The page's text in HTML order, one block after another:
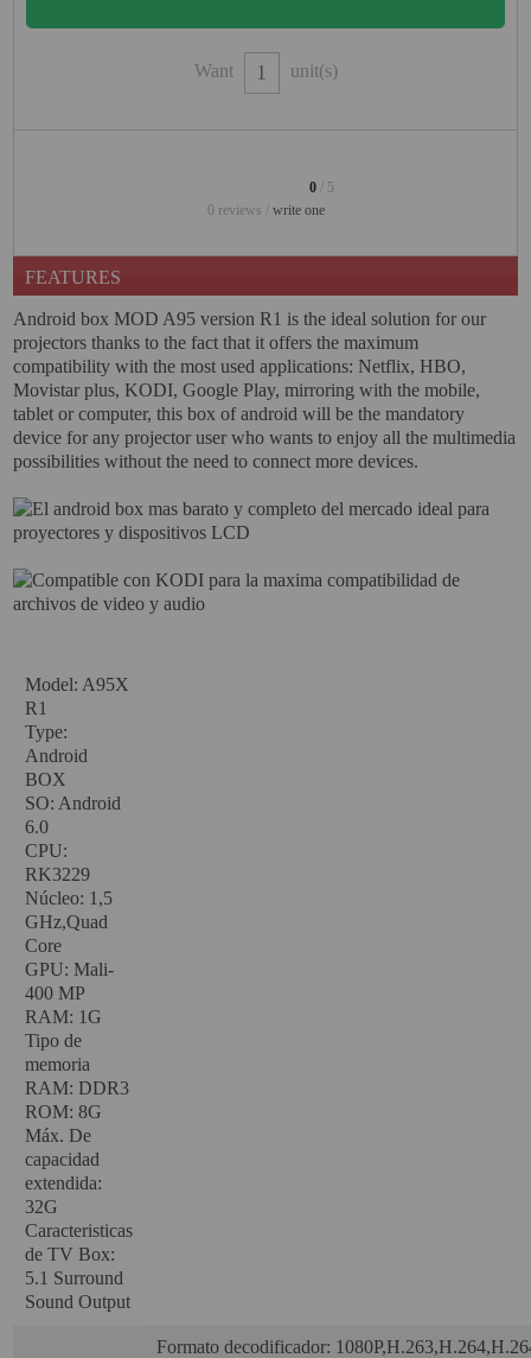
NEW PRODUCTS
OUTLET
PANDORA BOX
PHOTO BOOTH 360
UST PROJECTOR
VIRTUAL PINBALL
WORLDCUP FOOTBALL 2026
PROJECTOR
RECONDITIONED
PROJECTORS
SPECIAL OFFERS
PROJECTION SCREEN
RECOMMENDED PRODUCTS
CEILLING MOUNT
CABLE
Attention Orders:
951 10 21 22
Monday to Friday 9.00h - 15.30h
Technical Assistance:
soporte@proyectorbarato.com
Want unit(s)
0 / 5
0 reviews / write one
FEATURES
Android box MOD A95 version R1 is the ideal solution for our
projectors thanks to the fact that it offers the maximum
compatibility with the most used applications: Netflix, HBO,
Movistar plus, KODI, Google Play, mirroring with the mobile,
tablet or computer, this box of android will be the mandatory
device for any projector user who wants to enjoy all the multimedia
possibilities without the need to connect more devices.
Model: A95X
R1
Type:
Android
BOX
SO: Android
6.0
CPU:
RK3229
Núcleo: 1,5
GHz,Quad
Core
GPU: Mali-
400 MP
RAM: 1G
Tipo de
memoria
RAM: DDR3
ROM: 8G
Máx. De
capacidad
extendida:
32G
Caracteristicas
de TV Box:
5.1 Surround
Sound Output
Formato decodificador: